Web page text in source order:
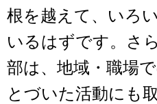
根を越えて、いろ
いるはずです。さ
部は、地域・職場
とづいた活動にも